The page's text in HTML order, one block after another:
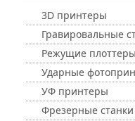
3D принтеры
Гравировальные
Режущие плоттеры
Ударные
УФ принтеры
Фрезерные станки